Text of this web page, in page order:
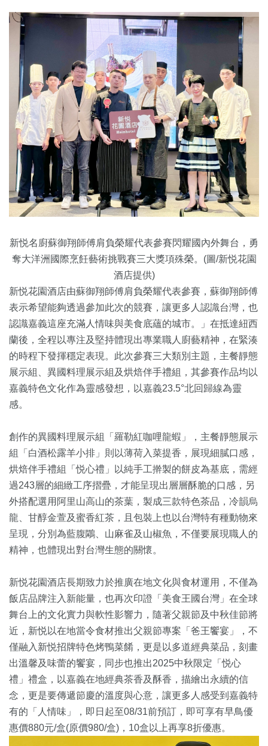
新悦名廚蘇御翔師傅肩負榮耀代表參賽閃耀國內外舞台，勇
奪大洋洲國際烹飪藝術挑戰賽三大獎項殊榮。(圖/新悦花園
酒店提供)
新悦花園酒店由蘇御翔師傅肩負榮耀代表參賽，蘇御翔師傅
表示希望能夠透過參加此次的競賽，讓更多人認識台灣，也
認識嘉義這座充滿人情味與美食底蘊的城市。」在抵達紐西
蘭後，全程以專注及堅持體現出專業職人廚藝精神，在緊湊
的時程下發揮穩定表現。此次參賽三大類別主題，主餐靜態
展示組、異國料理展示組及烘焙伴手禮組，其參賽作品均以
嘉義特色文化作為靈感發想，以嘉義23.5°北回歸線為靈
感。
創作的異國料理展示組「羅勒紅咖哩龍蝦」，主餐靜態展示
組「白酒松露羊小排」則以薄荷入菜提香，展現細膩口感，
烘焙伴手禮組「悦心禮」以純手工擀製的餅皮為基底，需經
過243層的細緻工序摺疊，才能呈現出層層酥脆的口感，另
外搭配選用阿里山高山的茶葉，製成三款特色茶品，冷韻烏
龍、甘醇金萱及蜜香紅茶，且包裝上也以台灣特有種動物來
呈現，分別為藍腹鷴、山麻雀及山椒魚，不僅要展現職人的
精神，也體現出對台灣生態的關懷。
新悦花園酒店長期致力於推廣在地文化與食材運用，不僅為
飯店品牌注入新能量，也再次印證「美食王國台灣」在全球
舞台上的文化實力與軟性影響力，隨著父親節及中秋佳節將
近，新悦以在地當令食材推出父親節專案「爸王饗宴」，不
僅融入新悦招牌特色烤鴨菜餚，更是以多道經典菜品，刻畫
出溫馨及味蕾的饗宴，同步也推出2025中秋限定「悦心
禮」禮盒，以嘉義在地經典茶香及酥香，描繪出永續的信
念，更是要傳遞節慶的溫度與心意，讓更多人感受到嘉義特
有的「人情味」，即日起至08/31前預訂，即可享有早鳥優
惠價880元/盒(原價980/盒)，10盒以上再享8折優惠。